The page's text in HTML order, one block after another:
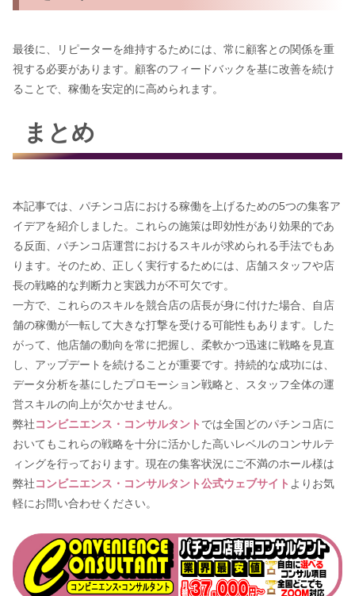
最後に、リピーターを維持するためには、常に顧客との関係を重
視する必要があります。顧客のフィードバックを基に改善を続け
ることで、稼働を安定的に高められます。
まとめ
本記事では、パチンコ店における稼働を上げるための5つの集客ア
イデアを紹介しました。これらの施策は即効性があり効果的であ
る反面、パチンコ店運営におけるスキルが求められる手法でもあ
ります。そのため、正しく実行するためには、店舗スタッフや店
長の戦略的な判断力と実践力が不可欠です。
一方で、これらのスキルを競合店の店長が身に付けた場合、自店
舗の稼働が一転して大きな打撃を受ける可能性もあります。した
がって、他店舗の動向を常に把握し、柔軟かつ迅速に戦略を見直
し、アップデートを続けることが重要です。持続的な成功には、
データ分析を基にしたプロモーション戦略と、スタッフ全体の運
営スキルの向上が欠かせません。
弊社コンビニエンス・コンサルタント では全国どのパチンコ店に
おいてもこれらの戦略を十分に活かした高いレベルのコンサルテ
ィングを行っております。現在の集客状況にご不満のホール様は
弊社コンビニエンス・コンサルタント公式ウェブサイト よりお気
軽にお問い合わせください。